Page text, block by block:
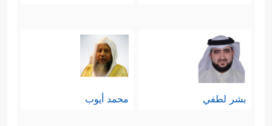
بشر لطفي محمد أيوب